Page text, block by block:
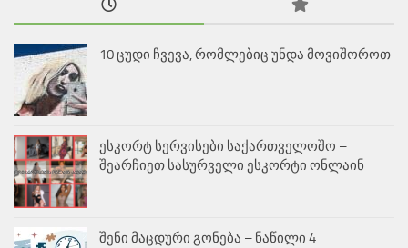
10 ცუდი ჩვევა, რომლებიც უნდა მოვიშოროთ
ესკორტ სერვისები საქართველოშო –
შეარჩიეთ სასურველი ესკორტი ონლაინ
შენი მაცდური გონება – ნაწილი 4